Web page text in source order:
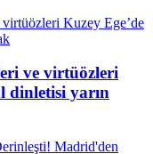
ve virtüözleri
dinletisi yarın